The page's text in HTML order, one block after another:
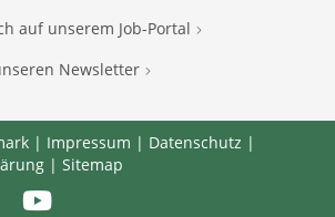
auf unserem Job-Portal
Newsletter
| Impressum | Datenschutz |
| Sitemap
Youtube